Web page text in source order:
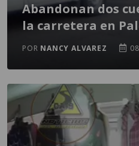
Abandonan dos
la carretera en
POR NANCY ALVAREZ